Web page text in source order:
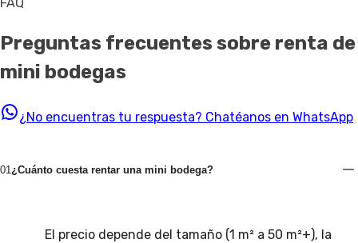
FAQ
Preguntas frecuentes sobre renta de
mini bodegas
¿No encuentras tu respuesta? Chatéanos en WhatsApp
01 ¿Cuánto cuesta rentar una mini bodega?
El precio depende del tamaño (1 m² a 50 m²+), la